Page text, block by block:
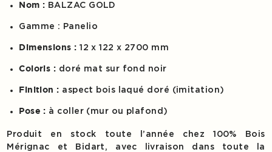
Nom : BALZAC GOLD
Gamme : Panelio
Dimensions : 12 x 122 x 2700 mm
Coloris : doré mat sur fond noir
Finition : aspect bois laqué doré (imitation)
Pose : à coller (mur ou plafond)
Produit en stock toute l’année chez 100% Bois
Mérignac et Bidart, avec livraison dans toute la